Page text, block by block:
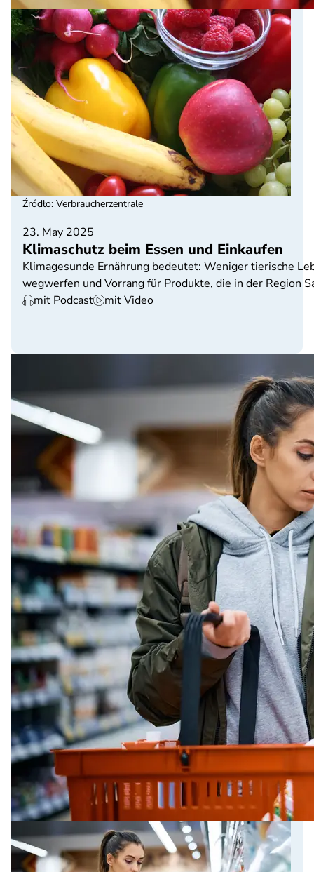
23. May 2025
Klimaschutz beim Essen und Einkaufen
Klimagesunde Ernährung bedeutet: Weniger tierische
wegwerfen und Vorrang für Produkte, die in der Region
mit Podcast
mit Video
Źródło: Verbraucherzentrale